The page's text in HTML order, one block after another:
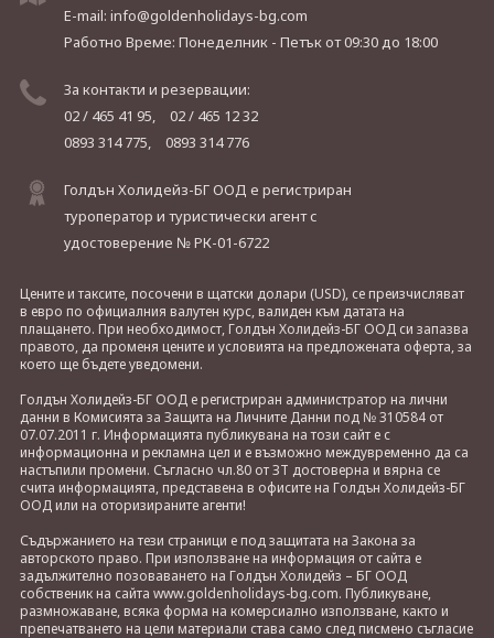
E-mail: info@goldenholidays-bg.com
Работно Време: Понеделник - Петъкот 09:30 до 18:00
За контакти и резервации:
02 / 465 41 95,
02 / 465 12 32
0893 314 775,
0893 314 776
Голдън Холидейз-БГ ООД е регистриран
туроператор и туристически агент с
удостоверение № РК-01-6722
Цените и таксите, посочени в щатски долари (USD), се преизчисляват
в евро по официалния валутен курс, валиден към датата на
плащането. При необходимост, Голдън Холидейз-БГ ООД си запазва
правото, да променя цените и условията на предложената оферта, за
което ще бъдете уведомени.
Голдън Холидейз-БГ ООД е регистриран администратор на лични
данни в Комисията за Защита на Личните Данни под № 310584 от
07.07.2011 г. Информацията публикувана на този сайт е с
информационна и рекламна цел и е възможно междувременно да са
настъпили промени. Съгласно чл.80 от ЗТ достоверна и вярна се
счита информацията, представена в офисите на Голдън Холидейз-БГ
ООД или на оторизираните агенти!
Съдържанието на тези страници е под защитата на Закона за
авторското право. При използване на информация от сайта е
задължително позоваването на Голдън Холидейз – БГ ООД
собственик на сайта www.goldenholidays-bg.com. Публикуване,
размножаване, всяка форма на комерсиално използване, както и
препечатването на цели материали става само след писмено съгласие